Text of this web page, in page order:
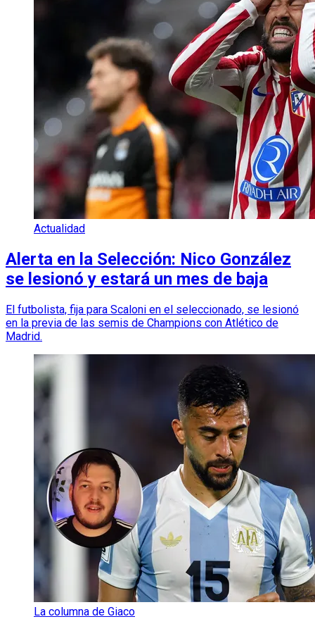
Actualidad
Alerta en la Selección: Nico González
se lesionó y estará un mes de baja
El futbolista, fija para Scaloni en el seleccionado, se lesionó
en la previa de las semis de Champions con Atlético de
Madrid.
La columna de Giaco